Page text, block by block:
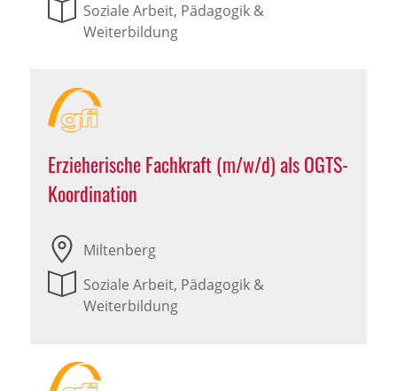
Soziale Arbeit, Pädagogik &
Weiterbildung
Erzieherische Fachkraft (m/w/d) als OGTS-
Koordination
Miltenberg
Soziale Arbeit, Pädagogik &
Weiterbildung